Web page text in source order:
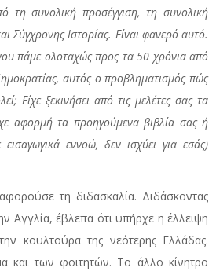
τη συνολική προσέγγιση, τη συνολική
Σύγχρονης Ιστορίας. Είναι φανερό αυτό.
πάμε ολοταχώς προς τα 50 χρόνια από
αυτός ο προβληματισμός πώς
Είχε ξεκινήσει από τις μελέτες σας τα
αφορμή τα προηγούμενα βιβλία σας ή
εννοώ, δεν ισχύει για εσάς)
τη διδασκαλία. Διδάσκοντας
Αγγλία, έβλεπα ότι υπήρχε η έλλειψη
κουλτούρα της νεότερης Ελλάδας.
και των φοιτητών. Το άλλο κίνητρο